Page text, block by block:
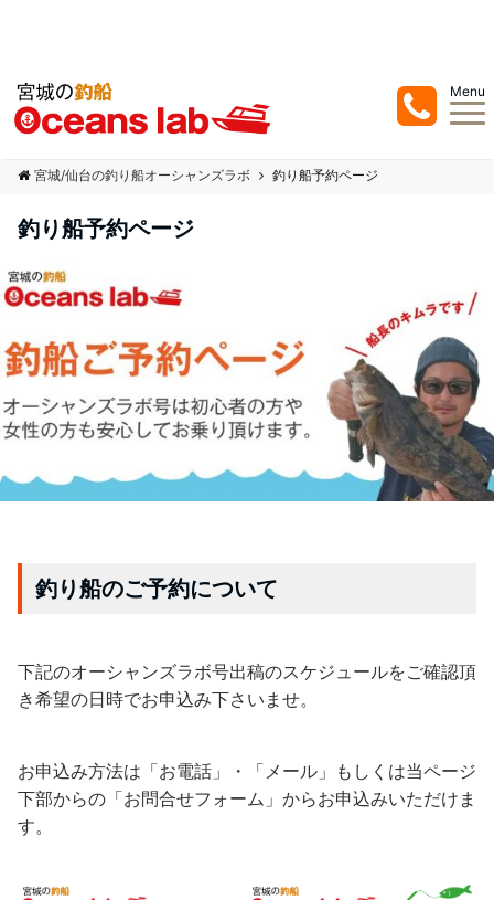
Menu
宮城/仙台の釣り船オーシャンズラボ 釣り船予約ページ
釣り船予約ページ
釣り船のご予約について
下記のオーシャンズラボ号出稿のスケジュールをご確認頂
き希望の日時でお申込み下さいませ。
お申込み方法は「お電話」・「メール」もしくは当ページ
下部からの「お問合せフォーム」からお申込みいただけま
す。